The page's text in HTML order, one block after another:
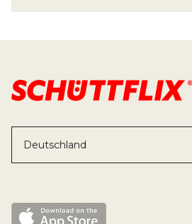
Deutschland